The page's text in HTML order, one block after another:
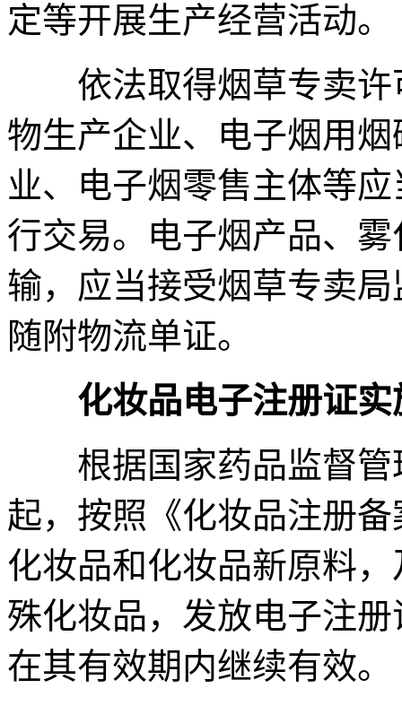
定等开展生产经营活动。
依法取得烟草专卖许
物生产企业、电子烟用
业、电子烟零售主体等
行交易。电子烟产品、
输，应当接受烟草专卖
随附物流单证。
化妆品电子注册证实
根据国家药品监督管
起，按照《化妆品注册
化妆品和化妆品新原料
殊化妆品，发放电子注
在其有效期内继续有效。